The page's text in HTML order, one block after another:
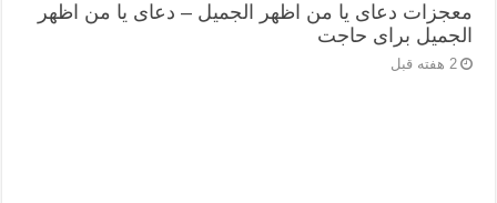
معجزات دعای یا من اظهر الجمیل – دعای یا من اظهر
الجمیل برای حاجت
2 هفته قبل